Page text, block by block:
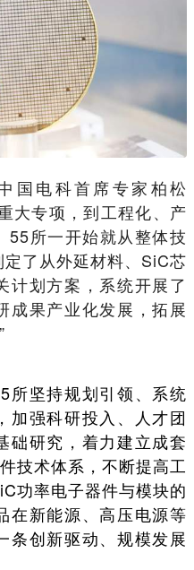
国电科首席专家柏松
大专项，到工程化、产
55所一开始就从整体技
了从外延材料、SiC芯
计划方案，系统开展了
成果产业化发展，拓展
所坚持规划引领、系统
加强科研投入、人才团
础研究，着力建立成套
技术体系，不断提高工
功率电子器件与模块的
在新能源、高压电源等
条创新驱动、规模发展